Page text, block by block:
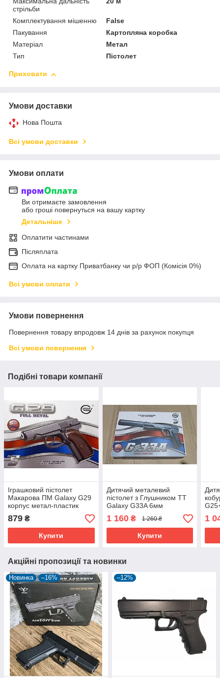
стрільби
Комплектування мішенню
False
Пакування
Картопляна коробка
Матеріал
Метал
Тип
Пістолет
Приховати
Умови доставки
Нова Пошта
Всі умови доставки
Умови оплати
Ви отримаєте замовлення
або гроші повернуться на вашу картку
Детальніше
Оплатити частинами
Післяплата
Оплата на картку Приватбанку чи р/р ФОП (Комісія 0%)
Всі умови оплати
Умови повернення
Повернення товару впродовж 14 днів за рахунок покупця
Всі умови повернення
Подібні товари компанії
Іграшковий пістолет
Макaрова ПМ Galaxy G29
корпус метал-пластик
879 ₴
Купити
Дитячий металевий
пістолет з Глушником ТТ
Galaxy G33A 6мм
1 160₴ 1 260 ₴
Купити
1
Акційні пропозиції та новинки
Новинка –16% –12%